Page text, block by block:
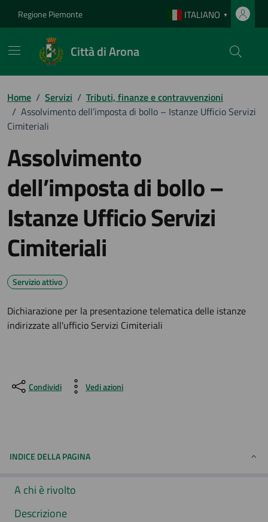
Regione Piemonte ITALIANO ▼
Città di Arona
Home / Servizi / Tributi, finanze e contravvenzioni
/ Assolvimento dell’imposta di bollo – Istanze Ufficio Servizi
Cimiteriali
Assolvimento
dell’imposta di bollo –
Istanze Ufficio Servizi
Cimiteriali
Servizio attivo
Dichiarazione per la presentazione telematica delle istanze
indirizzate all'ufficio Servizi Cimiteriali
Condividi Vedi azioni
INDICE DELLA PAGINA
A chi è rivolto
Descrizione